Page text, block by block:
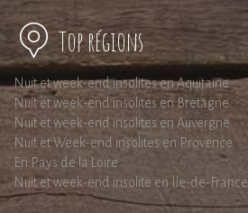
Top régions
Nuit et week-end insolites en Aquitaine
Nuit et week-end insolites en Bretagne
Nuit et week-end insolites en Auvergne
Nuit et Week-end insolites en Provence
En Pays de la Loire
Nuit et week-end insolite en Ile-de-France